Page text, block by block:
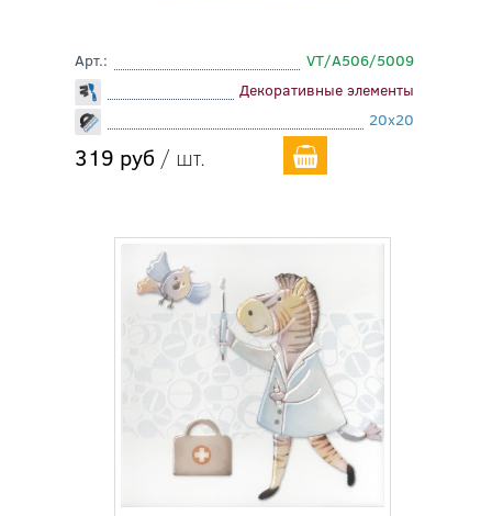
Арт.:
VT/A506/5009
Декоративные элементы
20x20
319 руб / шт.